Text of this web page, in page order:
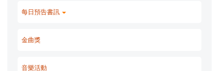
每日預告書訊
金曲獎
音樂活動